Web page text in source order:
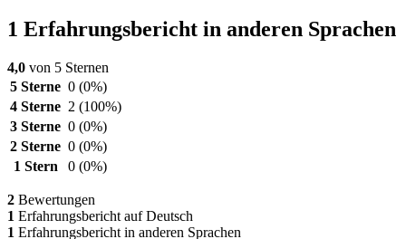
1 Erfahrungsbericht in anderen Sprachen
4,0 von 5 Sternen
5 Sterne 0 (0%)
4 Sterne 2 (100%)
3 Sterne 0 (0%)
2 Sterne 0 (0%)
1 Stern
0 (0%)
2 Bewertungen
1 Erfahrungsbericht auf Deutsch
1 Erfahrungsbericht in anderen Sprachen